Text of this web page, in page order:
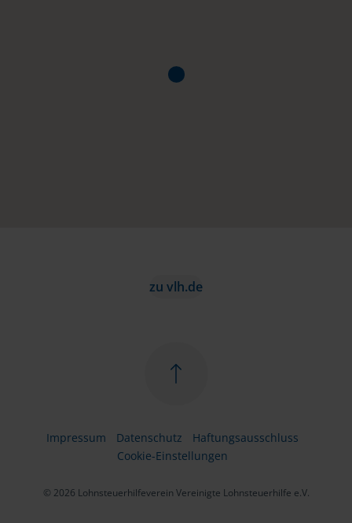
zu vlh.de
Impressum Datenschutz
Haftungsausschluss
Cookie-Einstellungen
© 2026 Lohnsteuerhilfeverein Vereinigte Lohnsteuerhilfe e.V.